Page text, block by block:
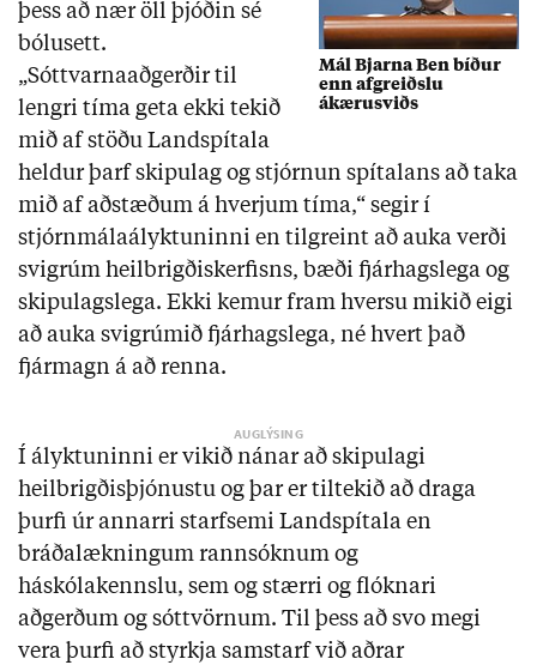
Mál Bjarna Ben bíður
enn afgreiðslu
ákærusviðs
þess að nær öll þjóðin sé
bólusett.
„Sóttvarnaaðgerðir til
lengri tíma geta ekki tekið
mið af stöðu Landspítala
heldur þarf skipulag og stjórnun spítalans að taka
mið af aðstæðum á hverjum tíma,“ segir í
stjórnmálaályktuninni en tilgreint að auka verði
svigrúm heilbrigðiskerfisns, bæði fjárhagslega og
skipulagslega. Ekki kemur fram hversu mikið eigi
að auka svigrúmið fjárhagslega, né hvert það
fjármagn á að renna.
Í ályktuninni er vikið nánar að skipulagi
heilbrigðisþjónustu og þar er tiltekið að draga
þurfi úr annarri starfsemi Landspítala en
bráðalækningum rannsóknum og
háskólakennslu, sem og stærri og flóknari
aðgerðum og sóttvörnum. Til þess að svo megi
vera þurfi að styrkja samstarf við aðrar